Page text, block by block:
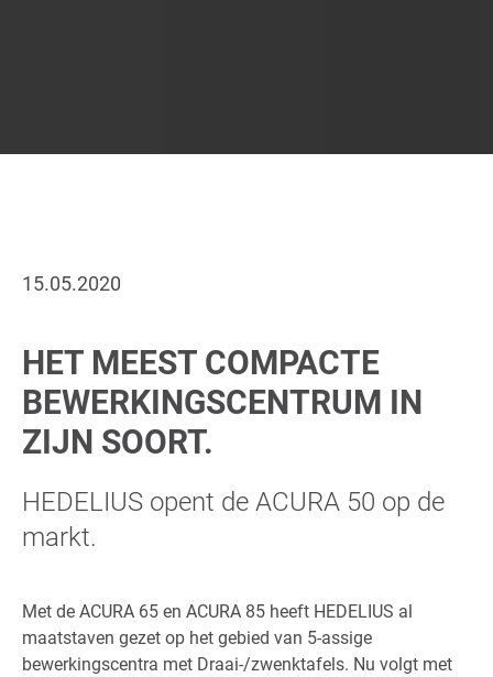
15.05.2020
HET MEEST COMPACTE
BEWERKINGSCENTRUM IN
ZIJN SOORT.
HEDELIUS opent de ACURA 50 op de
markt.
Met de ACURA 65 en ACURA 85 heeft HEDELIUS al
maatstaven gezet op het gebied van 5-assige
bewerkingscentra met Draai-/zwenktafels. Nu volgt met